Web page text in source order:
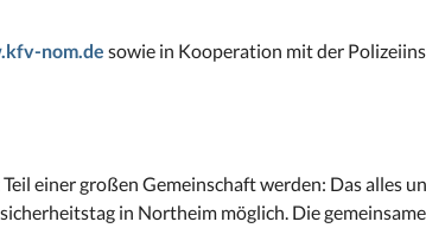
nom.de sowie in Kooperation mit der
einer großen Gemeinschaft werden: Das alles
in Northeim möglich. Die